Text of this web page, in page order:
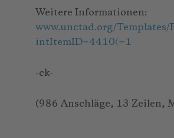
Weitere Informationen:
www.unctad.org/Templates/
intItemID=4410〈=1
-ck-
(986 Anschläge, 13 Zeilen,